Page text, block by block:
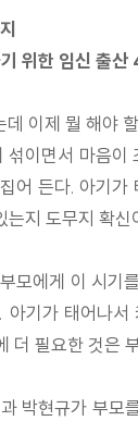
기 위한 임신 출
데 이제 뭘 해야
섞이면서 마음
어 든다. 아기
지 도무지 확신
모에게 이 시기
아기가 태어나
더 필요한 것은
박현규가 부모